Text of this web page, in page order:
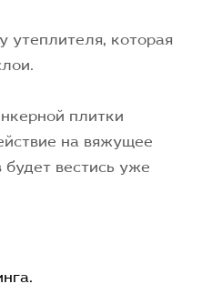
утеплителя, которая
плитки
на вяжущее
вестись уже